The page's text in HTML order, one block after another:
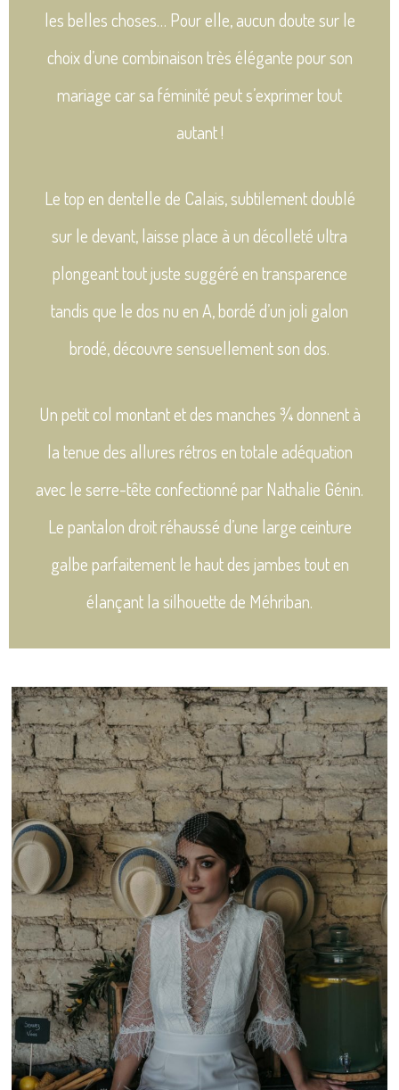
les belles choses… Pour elle, aucun doute sur le
choix d’une combinaison très élégante pour son
mariage car sa féminité peut s’exprimer tout
autant !
Le top en dentelle de Calais, subtilement doublé
sur le devant, laisse place à un décolleté ultra
plongeant tout juste suggéré en transparence
tandis que le dos nu en A, bordé d’un joli galon
brodé, découvre sensuellement son dos.
Un petit col montant et des manches ¾ donnent à
la tenue des allures rétros en totale adéquation
avec le serre-tête confectionné par Nathalie Génin.
Le pantalon droit réhaussé d’une large ceinture
galbe parfaitement le haut des jambes tout en
élançant la silhouette de Méhriban.